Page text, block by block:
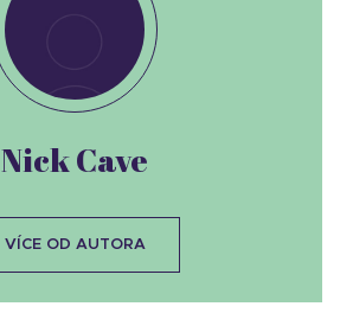
Nick Cave
VÍCE OD AUTORA